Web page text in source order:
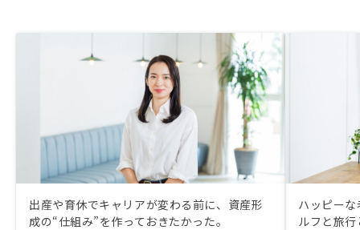
出産や育休でキャリアが変わる前に、資産形
成の“仕組み”を作っておきたかった。
ハッピー
ルフと旅